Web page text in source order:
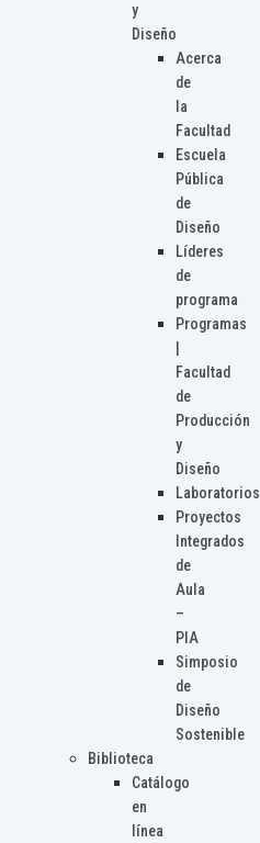
y
Diseño
Acerca
de
la
Facultad
Escuela
Pública
de
Diseño
Líderes
de
programa
Programas
Facultad
de
Producción
y
Diseño
Laboratorios
Proyectos
Integrados
de
Aula
–
PIA
Simposio
de
Diseño
Sostenible
Biblioteca
Catálogo
en
línea